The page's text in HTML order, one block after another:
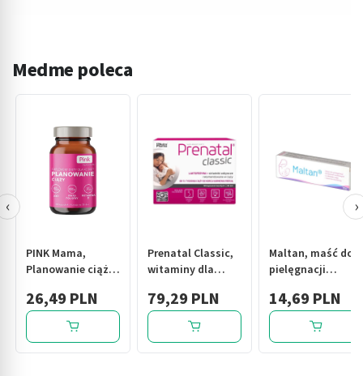
Medme poleca
PINK Mama,
Planowanie ciąży,
30 szt.
26,49 PLN
Prenatal Classic,
witaminy dla
13. tygodnia) i
karmiących
piersią, kapsułki,
90 szt.
79,29 PLN
Maltan, maść do
pielęgnacji
sutkowych w
okresie ciąży i
karmienia piersią,
10 g
14,69 PLN
‹ ›